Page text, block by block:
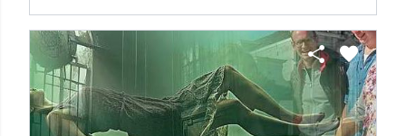
share favorite